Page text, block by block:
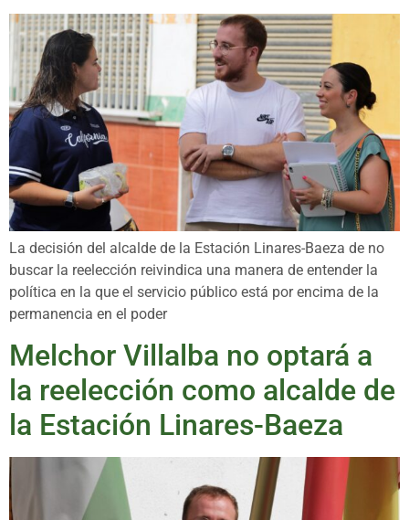
La decisión del alcalde de la Estación Linares-Baeza de no
buscar la reelección reivindica una manera de entender la
política en la que el servicio público está por encima de la
permanencia en el poder
Melchor Villalba no optará a
la reelección como alcalde de
la Estación Linares-Baeza